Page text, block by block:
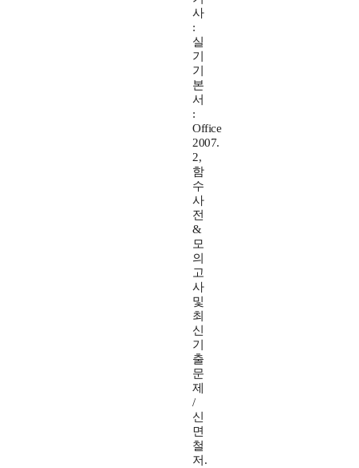
사
:
실
기
기
본
서
:
Office
2007.
2,
함
수
사
전
&
모
의
고
사
및
최
신
기
출
문
제
/
신
면
철
저.